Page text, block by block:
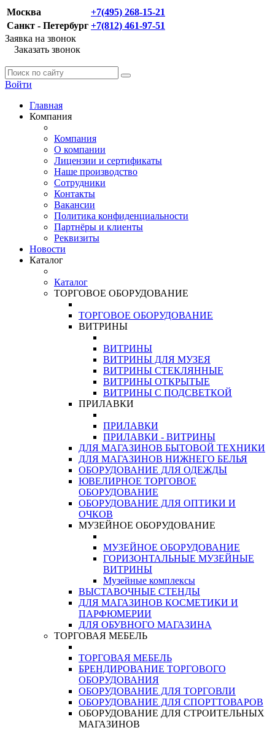
Москва
+7(495) 268-15-21
Санкт - Петербург +7(812) 461-97-51
Заявка на звонок
Заказать звонок
Войти
Главная
Компания
Компания
О компании
Лицензии и сертификаты
Наше производство
Сотрудники
Контакты
Вакансии
Политика конфиденциальности
Партнёры и клиенты
Реквизиты
Новости
Каталог
Каталог
ТОРГОВОЕ ОБОРУДОВАНИЕ
ТОРГОВОЕ ОБОРУДОВАНИЕ
ВИТРИНЫ
ВИТРИНЫ
ВИТРИНЫ ДЛЯ МУЗЕЯ
ВИТРИНЫ СТЕКЛЯННЫЕ
ВИТРИНЫ ОТКРЫТЫЕ
ВИТРИНЫ С ПОДСВЕТКОЙ
ПРИЛАВКИ
ПРИЛАВКИ
ПРИЛАВКИ - ВИТРИНЫ
ДЛЯ МАГАЗИНОВ БЫТОВОЙ ТЕХНИКИ
ДЛЯ МАГАЗИНОВ НИЖНЕГО БЕЛЬЯ
ОБОРУДОВАНИЕ ДЛЯ ОДЕЖДЫ
ЮВЕЛИРНОЕ ТОРГОВОЕ
ОБОРУДОВАНИЕ
ОБОРУДОВАНИЕ ДЛЯ ОПТИКИ И
ОЧКОВ
МУЗЕЙНОЕ ОБОРУДОВАНИЕ
МУЗЕЙНОЕ ОБОРУДОВАНИЕ
ГОРИЗОНТАЛЬНЫЕ МУЗЕЙНЫЕ
ВИТРИНЫ
Музейные комплексы
ВЫСТАВОЧНЫЕ СТЕНДЫ
ДЛЯ МАГАЗИНОВ КОСМЕТИКИ И
ПАРФЮМЕРИИ
ДЛЯ ОБУВНОГО МАГАЗИНА
ТОРГОВАЯ МЕБЕЛЬ
ТОРГОВАЯ МЕБЕЛЬ
БРЕНДИРОВАНИЕ ТОРГОВОГО
ОБОРУДОВАНИЯ
ОБОРУДОВАНИЕ ДЛЯ ТОРГОВЛИ
ОБОРУДОВАНИЕ ДЛЯ СПОРТТОВАРОВ
ОБОРУДОВАНИЕ ДЛЯ СТРОИТЕЛЬНЫХ
МАГАЗИНОВ